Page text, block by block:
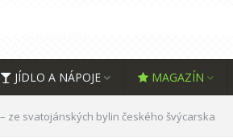
JÍDLO A NÁPOJE MAGAZÍN
ze svatojánských bylin českého švýcarska